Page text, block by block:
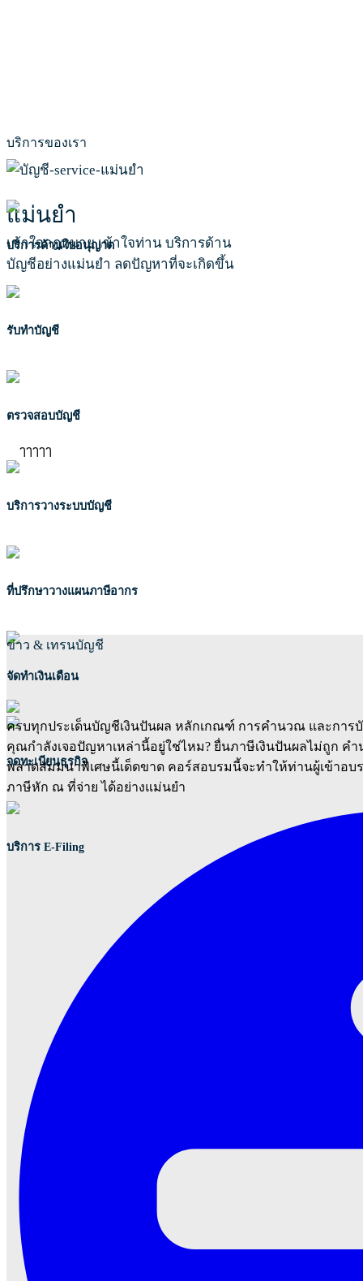
แม่นยำ
เข้าใจกฎหมาย เข้าใจท่าน บริการด้าน
บัญชีอย่างแม่นยำ ลดปัญหาที่จะเกิดขึ้น
บริการของเรา
บริการด้านใบอนุญาต
รับทำบัญชี
ตรวจสอบบัญชี
ๅๅๅๅๅ
บริการวางระบบบัญชี
ที่ปรึกษาวางแผนภาษีอากร
จัดทำเงินเดือน
จดทะเบียนธุรกิจ
บริการ E-Filing
ข่าว & เทรนบัญชี
ครบทุกประเด็นบัญชีเงินปันผล หลักเกณฑ์ การคำนวณ และกา
คุณกำลังเจอปัญหาเหล่านี้อยู่ใช่ไหม? ยื่นภาษีเงินปันผลไม่ถูก
พลาดสัมมนาพิเศษนี้เด็ดขาด คอร์สอบรมนี้จะทำให้ท่านผู้เข้าอบ
ภาษีหัก ณ ที่จ่าย ได้อย่างแม่นยำ